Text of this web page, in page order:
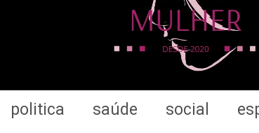
politica saúde social